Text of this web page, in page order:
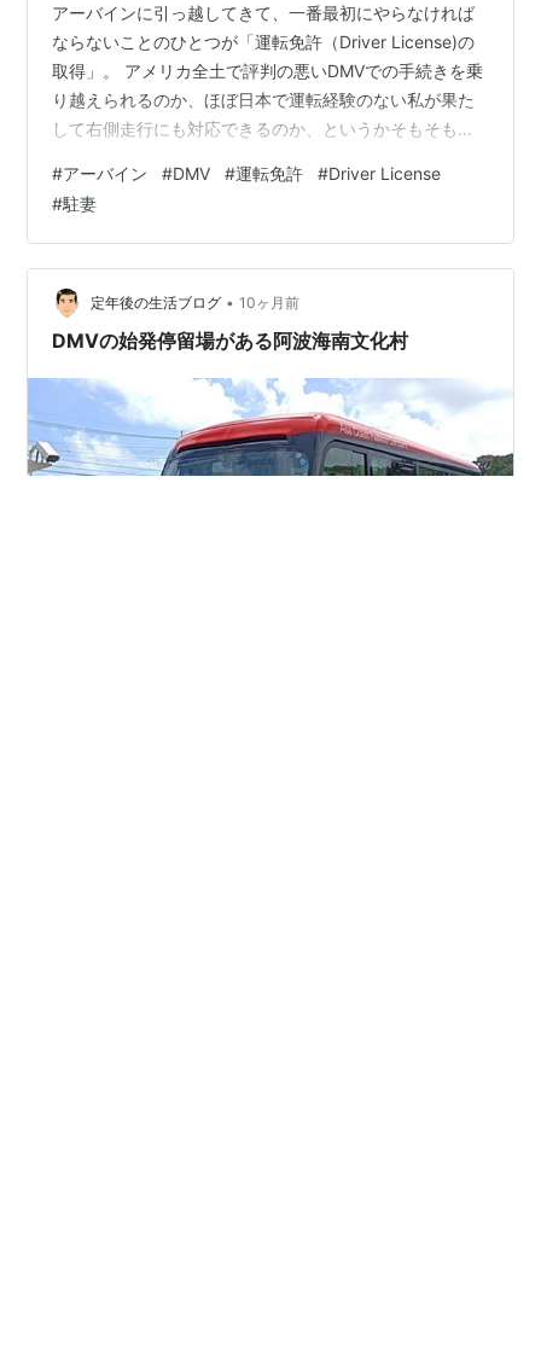
アーバインに引っ越してきて、一番最初にやらなければ
ならないことのひとつが「運転免許（Driver License)の
取得」。 アメリカ全土で評判の悪いDMVでの手続きを乗
り越えられるのか、ほぼ日本で運転経験のない私が果た
して右側走行にも対応できるのか、というかそもそも試
うとにかく不安しかありませんでしたが、結論「なんと
かなりました！」😂 取得に際して、SFなどの北カリフォ
ルニアエリアやトーランスなどのLAエリアの情報はたく
さんあったのですが、アーバインエリアの情報が意外と
見つけられなかったので、エリア固有っぽい情報をまと
めておきます。 おすす…
#アーバイン #DMV #運転免許 #Driver License
#駐妻
定年後の生活ブログ • 10ヶ月前
DMVの始発停留場がある阿波海南文化村